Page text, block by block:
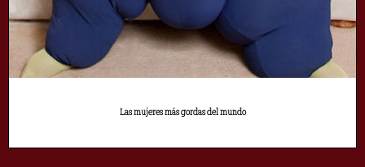
Las mujeres más gordas del mundo